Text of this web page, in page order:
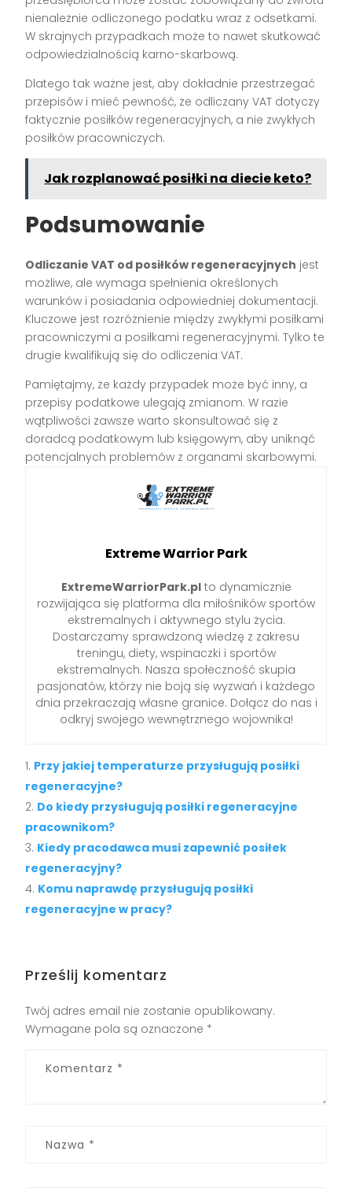
nienależnie odliczonego podatku wraz z odsetkami.
W skrajnych przypadkach może to nawet skutkować
odpowiedzialnością karno-skarbową.
Dlatego tak ważne jest, aby dokładnie przestrzegać
przepisów i mieć pewność, że odliczany VAT dotyczy
faktycznie posiłków regeneracyjnych, a nie zwykłych
posiłków pracowniczych.
Jak rozplanować posiłki na diecie keto?
Podsumowanie
Odliczanie VAT od posiłków regeneracyjnych jest
możliwe, ale wymaga spełnienia określonych
warunków i posiadania odpowiedniej dokumentacji.
Kluczowe jest rozróżnienie między zwykłymi posiłkami
pracowniczymi a posiłkami regeneracyjnymi. Tylko te
drugie kwalifikują się do odliczenia VAT.
Pamiętajmy, że każdy przypadek może być inny, a
przepisy podatkowe ulegają zmianom. W razie
wątpliwości zawsze warto skonsultować się z
doradcą podatkowym lub księgowym, aby uniknąć
potencjalnych problemów z organami skarbowymi.
Extreme Warrior Park
ExtremeWarriorPark.plto dynamicznie
rozwijająca się platforma dla miłośników sportów
ekstremalnych i aktywnego stylu życia.
Dostarczamy sprawdzoną wiedzę z zakresu
treningu, diety, wspinaczki i sportów
ekstremalnych. Nasza społeczność skupia
pasjonatów, którzy nie boją się wyzwań i każdego
dnia przekraczają własne granice. Dołącz do nas i
odkryj swojego wewnętrznego wojownika!
Przy jakiej temperaturze przysługują posiłki
regeneracyjne?
Do kiedy przysługują posiłki regeneracyjne
pracownikom?
Kiedy pracodawca musi zapewnić posiłek
regeneracyjny?
Komu naprawdę przysługują posiłki
regeneracyjne w pracy?
Prześlij komentarz
Twój adres email nie zostanie opublikowany.
Wymagane pola są oznaczone *